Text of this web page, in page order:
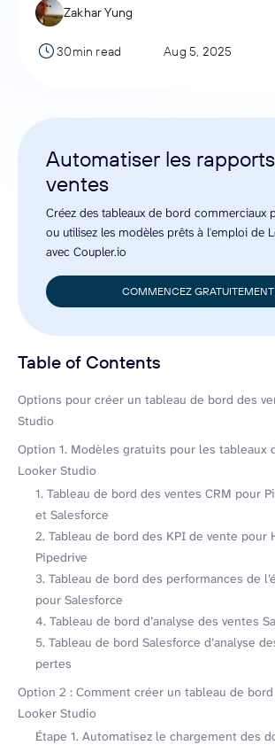
Zakhar Yung
30min read Aug 5, 2025
Automatiser les
ventes
Créez des tableaux de bord commerciaux
ou utilisez les modèles prêts à l'emploi de
avec Coupler.io
COMMENCEZ GRATUITEMENT
Table of Contents
hide
Options pour créer un tableau de bord des
Studio
Option 1. Modèles gratuits pour les tableaux
Looker Studio
1. Tableau de bord des ventes CRM pour
et Salesforce
2. Tableau de bord des KPI de vente pour
Pipedrive
3. Tableau de bord des performances de
pour Salesforce
4. Tableau de bord d’analyse des ventes
5. Tableau de bord Salesforce d’analyse
pertes
Option 2 : Comment créer un tableau de
Looker Studio
Étape 1. Automatisez le chargement des